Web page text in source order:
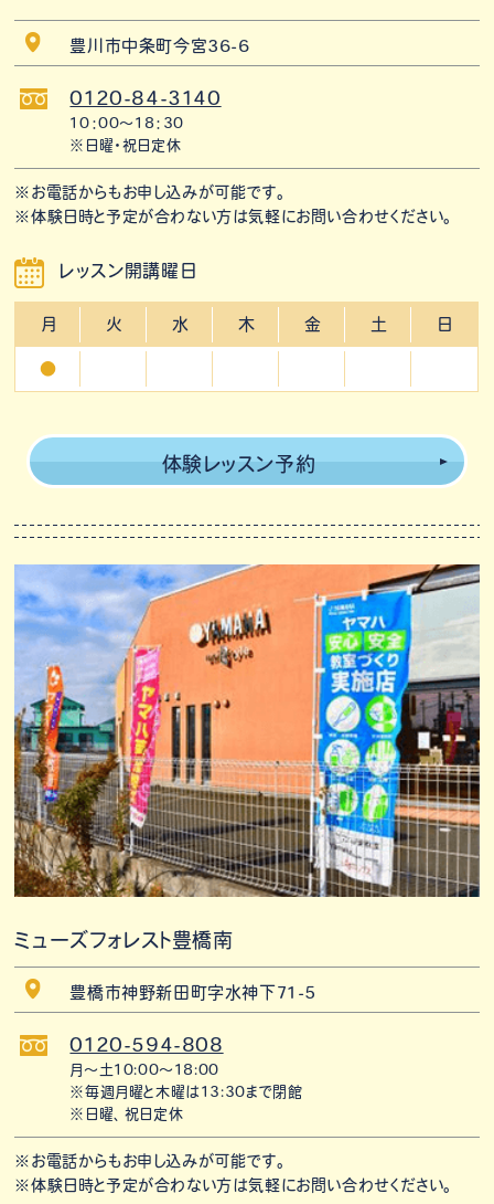
豊川市中条町今宮36-6
0120-84-3140
10：00～18：30
※日曜・祝日定休
※お電話からもお申し込みが可能です。
※体験日時と予定が合わない方は気軽にお問い合わせください。
レッスン開講曜日
月 火 水 木 金 土 日
●
体験レッスン予約
ミューズフォレスト豊橋南
豊橋市神野新田町字水神下71-5
0120-594-808
月〜土10:00〜18:00
※毎週月曜と木曜は13:30まで閉館
※日曜、祝日定休
※お電話からもお申し込みが可能です。
※体験日時と予定が合わない方は気軽にお問い合わせください。